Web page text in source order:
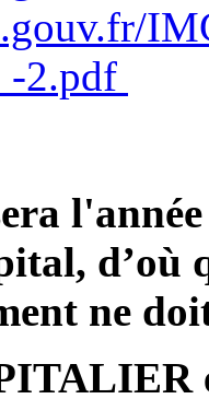
2.pdf
d’où
ne